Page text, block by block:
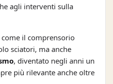
agli interventi sulla
il comprensorio
sciatori, ma anche
, diventato negli anni un
più rilevante anche oltre